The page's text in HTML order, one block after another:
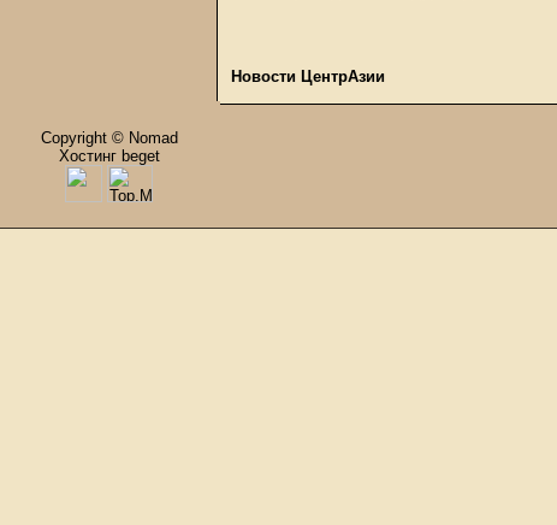
Новости ЦентрАзии
Copyright © Nomad
Хостинг beget